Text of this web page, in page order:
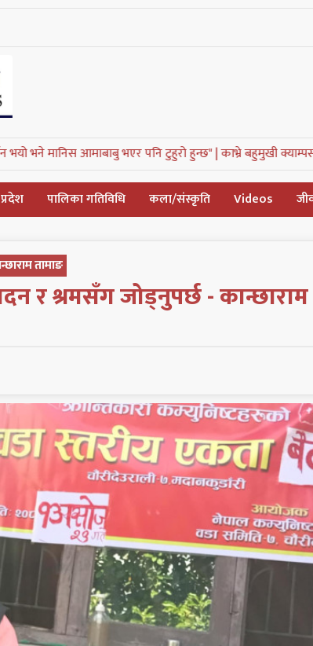
पनि टुहुरो हुन्छ" |काभ्रे बहुमुखी क्याम्पसलाई ७ दिने अल्टिमेटम, संघर्ष
प्रदेश पालिका गतिविधि कला/संस्कृति Videos
तामाङ
र श्रमसँग जोड्नुपर्छ - कान्छाराम